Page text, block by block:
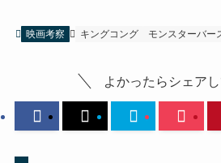
映画考察 キングコング モンスターバー
よかったらシェアし